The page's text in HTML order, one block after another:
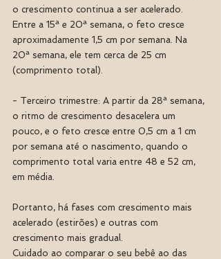
o crescimento continua a ser acelerado.
Entre a 15ª e 20ª semana, o feto cresce
aproximadamente 1,5 cm por semana. Na
20ª semana, ele tem cerca de 25 cm
(comprimento total).
- Terceiro trimestre: A partir da 28ª semana,
o ritmo de crescimento desacelera um
pouco, e o feto cresce entre 0,5 cm a 1 cm
por semana até o nascimento, quando o
comprimento total varia entre 48 e 52 cm,
em média.
Portanto, há fases com crescimento mais
acelerado (estirões) e outras com
crescimento mais gradual.
Cuidado ao comparar o seu bebê ao das